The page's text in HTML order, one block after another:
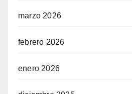
marzo 2026
febrero 2026
enero 2026